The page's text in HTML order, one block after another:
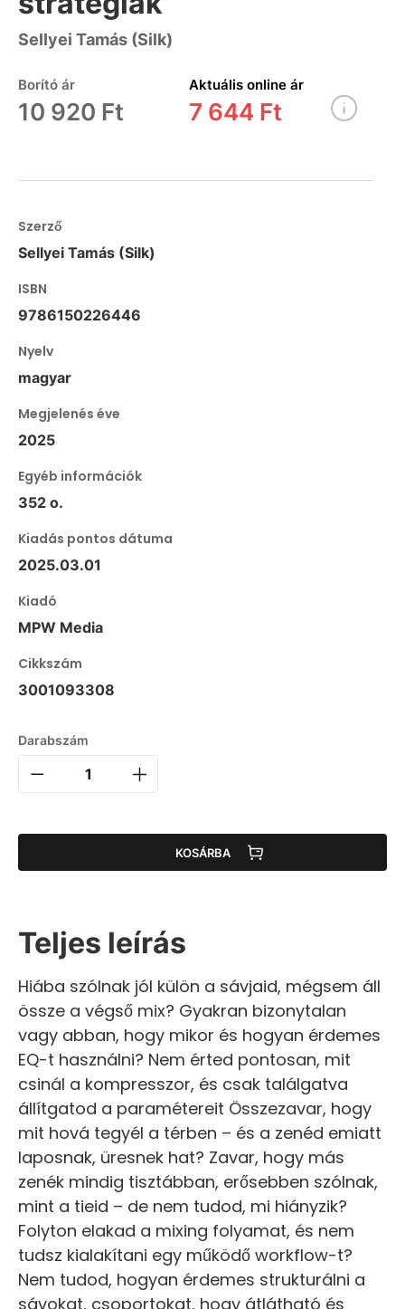
Sellyei Tamás (Silk)
Borító ár
10 920 Ft
Aktuális online ár
7 644 Ft
Szerző
Sellyei Tamás (Silk)
ISBN
9786150226446
Nyelv
magyar
Megjelenés éve
2025
Egyéb információk
352 o.
Kiadás pontos dátuma
2025.03.01
Kiadó
MPW Media
Cikkszám
3001093308
Darabszám
KOSÁRBA
Teljes leírás
Hiába szólnak jól külön a sávjaid, mégsem áll
össze a végső mix? Gyakran bizonytalan
vagy abban, hogy mikor és hogyan érdemes
EQ-t használni? Nem érted pontosan, mit
csinál a kompresszor, és csak találgatva
állítgatod a paramétereit Összezavar, hogy
mit hová tegyél a térben – és a zenéd emiatt
laposnak, üresnek hat? Zavar, hogy más
zenék mindig tisztábban, erősebben szólnak,
mint a tieid – de nem tudod, mi hiányzik?
Folyton elakad a mixing folyamat, és nem
tudsz kialakítani egy működő workflow-t?
Nem tudod, hogyan érdemes strukturálni a
sávokat, csoportokat, hogy átlátható és